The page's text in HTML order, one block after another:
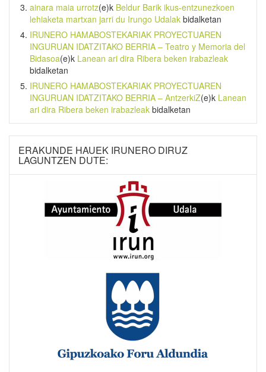
ainara maia urrotz(e)k Beldur Barik ikus-entzunezkoen
lehiaketa martxan jarri du Irungo Udalak bidalketan
IRUNERO HAMABOSTEKARIAK PROYECTUAREN
INGURUAN IDATZITAKO BERRIA – Teatro y Memoria del
Bidasoa(e)k Lanean ari dira Ribera beken irabazleak
bidalketan
IRUNERO HAMABOSTEKARIAK PROYECTUAREN
INGURUAN IDATZITAKO BERRIA – AntzerkiZ(e)k Lanean
ari dira Ribera beken irabazleak bidalketan
ERAKUNDE HAUEK IRUNERO DIRUZ
LAGUNTZEN DUTE: